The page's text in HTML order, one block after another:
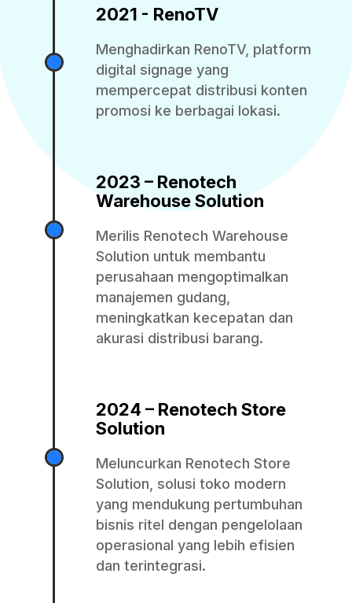
2021 - RenoTV
Menghadirkan RenoTV, platform
digital signage yang
mempercepat distribusi konten
promosi ke berbagai lokasi.
2023 – Renotech
Warehouse Solution
Merilis Renotech Warehouse
Solution untuk membantu
perusahaan mengoptimalkan
manajemen gudang,
meningkatkan kecepatan dan
akurasi distribusi barang.
2024 – Renotech Store
Solution
Meluncurkan Renotech Store
Solution, solusi toko modern
yang mendukung pertumbuhan
bisnis ritel dengan pengelolaan
operasional yang lebih efisien
dan terintegrasi.